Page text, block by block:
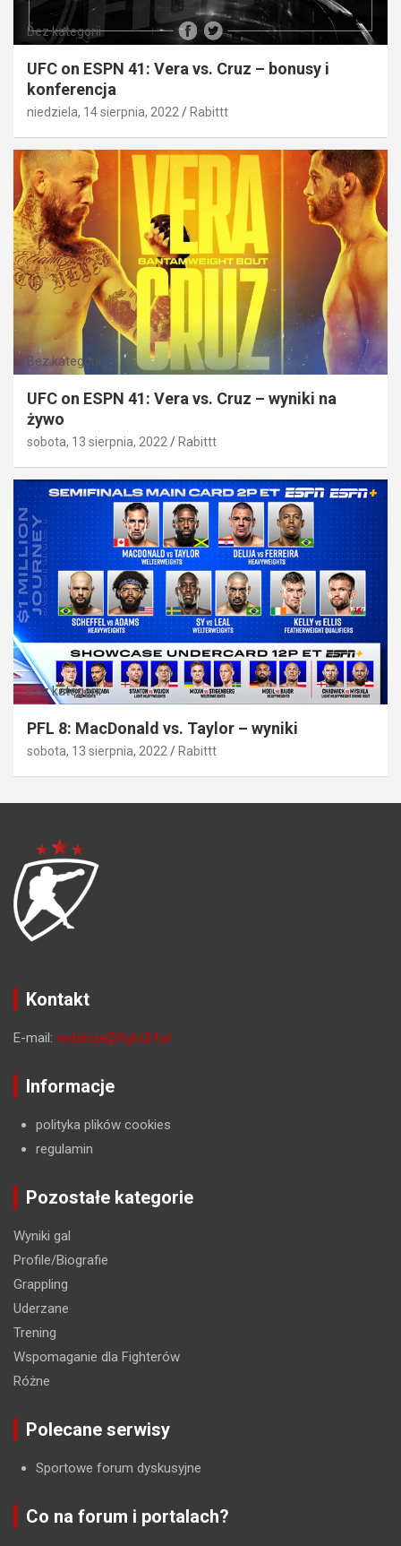
Bez kategorii
UFC on ESPN 41: Vera vs. Cruz – bonusy i
konferencja
niedziela, 14 sierpnia, 2022 Rabittt
Bez kategorii
UFC on ESPN 41: Vera vs. Cruz – wyniki na
żywo
sobota, 13 sierpnia, 2022 Rabittt
Bez kategorii
PFL 8: MacDonald vs. Taylor – wyniki
sobota, 13 sierpnia, 2022 Rabittt
Kontakt
E-mail: redakcja@fight24.pl
Informacje
polityka plików cookies
regulamin
Pozostałe kategorie
Wyniki gal
Profile/Biografie
Grappling
Uderzane
Trening
Wspomaganie dla Fighterów
Różne
Polecane serwisy
Sportowe forum dyskusyjne
Co na forum i portalach?